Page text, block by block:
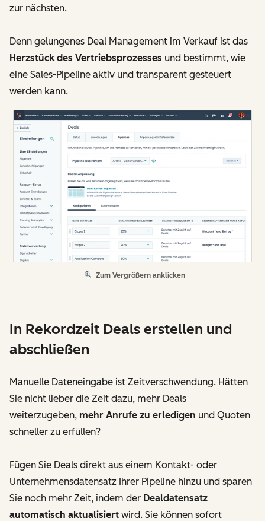
zur nächsten.
Denn gelungenes Deal Management im Verkauf ist das
Herzstück des Vertriebsprozesses und bestimmt, wie
eine Sales-Pipeline aktiv und transparent gesteuert
werden kann.
Zum Vergrößern anklicken
In Rekordzeit Deals erstellen und
abschließen
Manuelle Dateneingabe ist Zeitverschwendung. Hätten
Sie nicht lieber die Zeit dazu, mehr Deals
weiterzugeben, mehr Anrufe zu erledigen und Quoten
schneller zu erfüllen?
Fügen Sie Deals direkt aus einem Kontakt- oder
Unternehmensdatensatz Ihrer Pipeline hinzu und sparen
Sie noch mehr Zeit, indem der Dealdatensatz
automatisch aktualisiert wird. Sie können sofort